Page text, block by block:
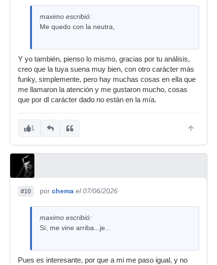
maximo escribió:
Me quedo con la neutra,
Y yo también, pienso lo mismo, gracias por tu análisis,
creo que la tuya suena muy bien, con otro carácter más
funky, simplemente, pero hay muchas cosas en ella que
me llamaron la atención y me gustaron mucho, cosas
que por dl carácter dado no están en la mía.
1
#10 por chema el 07/06/2026
maximo escribió:
Sí, me vine arriba...je...
Pues es interesante, por que a mi me paso igual, y no